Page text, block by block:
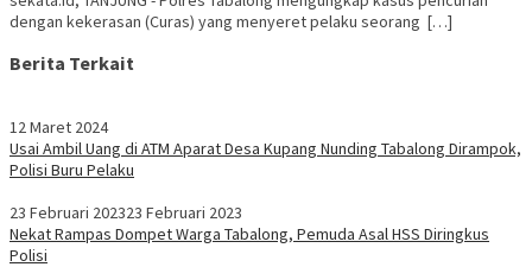
dengan kekerasan (Curas) yang menyeret pelaku seorang […]
Berita Terkait
12 Maret 2024
Usai Ambil Uang di ATM Aparat Desa Kupang Nunding Tabalong Dirampok,
Polisi Buru Pelaku
23 Februari 202323 Februari 2023
Nekat Rampas Dompet Warga Tabalong, Pemuda Asal HSS Diringkus
Polisi